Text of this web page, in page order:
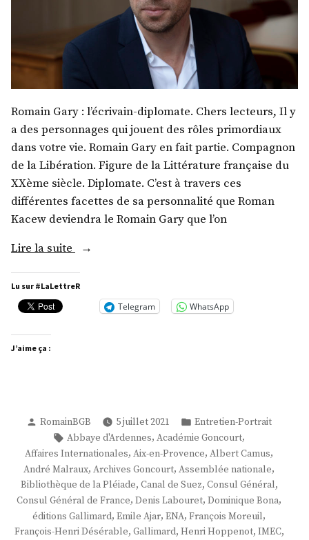
Romain Gary : l’écrivain-diplomate. Chers lecteurs, Il y
a des personnages qui jouent des rôles primordiaux
dans votre vie. Romain Gary en fait partie. Compagnon
de la Libération. Figure de la Littérature française du
XXème siècle. Diplomate. C’est à travers ces
différentes facettes de sa personnalité que Roman
Kacew deviendra le Romain Gary que l’on
Lire la suite
« M.
Spire »
Lu sur #LaLettreR
Telegram WhatsApp
J’aime ça :
Publié
par
RomainBGB 5 juillet 2021
Publié
dans
Entretien-Portrait
Étiquettes :
Abbaye d'Ardennes, Académie Goncourt,
Affaires Internationales, Aix-en-Provence, Albert Camus,
André Malraux, Archives Goncourt, Assemblée nationale,
Bibliothèque de la Pléiade, Canal de Suez, Consul Général,
Consul Général de France, Denis Labouret, Dominique Bona,
éditions Gallimard, Emile Ajar, ENA, François Moreuil,
François-Henri Désérable, Gallimard, Henri Hoppenot, IMEC,